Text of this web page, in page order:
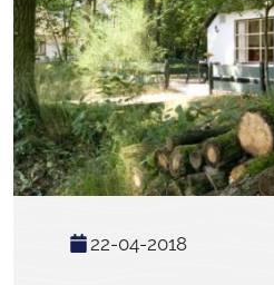
22-04-2018